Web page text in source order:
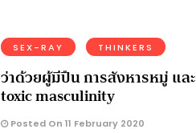
SEX-RAY THINKERS
ว่าด้วยผู้มีปืน การสังหารหมู่ และ
toxic masculinity
Posted On 11 February 2020